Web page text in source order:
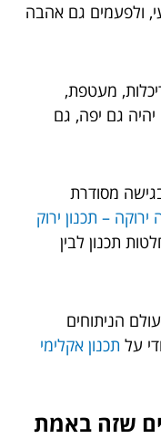
ולפעמים גם אהבה
מעטפת,
יהיה גם יפה, גם
מסודרת
ירוקה – תכנון ירוק
תכנון לבין
הניתוחים
על תכנון אקלימי
שזה באמת